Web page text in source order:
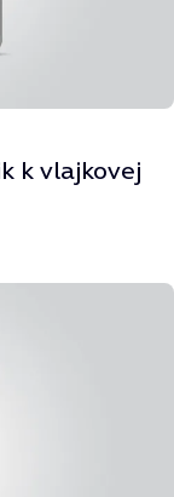
k vlajkovej